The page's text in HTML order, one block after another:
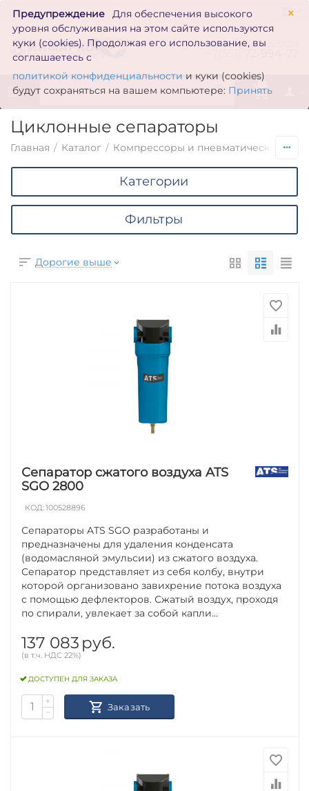
×
Предупреждение
Для обеспечения высокого
уровня обслуживания на этом сайте используются
куки (cookies). Продолжая его использование, вы
соглашаетесь с
политикой конфиденциальности и куки (cookies)
будут сохраняться на вашем компьютере: Принять
zakaz@inmarkon.ru
0
Циклонные сепараторы
Главная / Каталог / Компрессоры и пневматическое
Категории
Фильтры
Дорогие выше
Сепаратор сжатого воздуха ATS
SGO 2800
КОД:100528896
Сепараторы ATS SGO разработаны и
предназначены для удаления конденсата
(водомасляной эмульсии) из сжатого воздуха.
Сепаратор представляет из себя колбу, внутри
которой организовано завихрение потока воздуха
с помощью дефлекторов. Сжатый воздух, проходя
по спирали, увлекает за собой капли...
137 083 руб.
(в т.ч. НДС 22%)
ДОСТУПЕН ДЛЯ ЗАКАЗА
+
−
Заказать